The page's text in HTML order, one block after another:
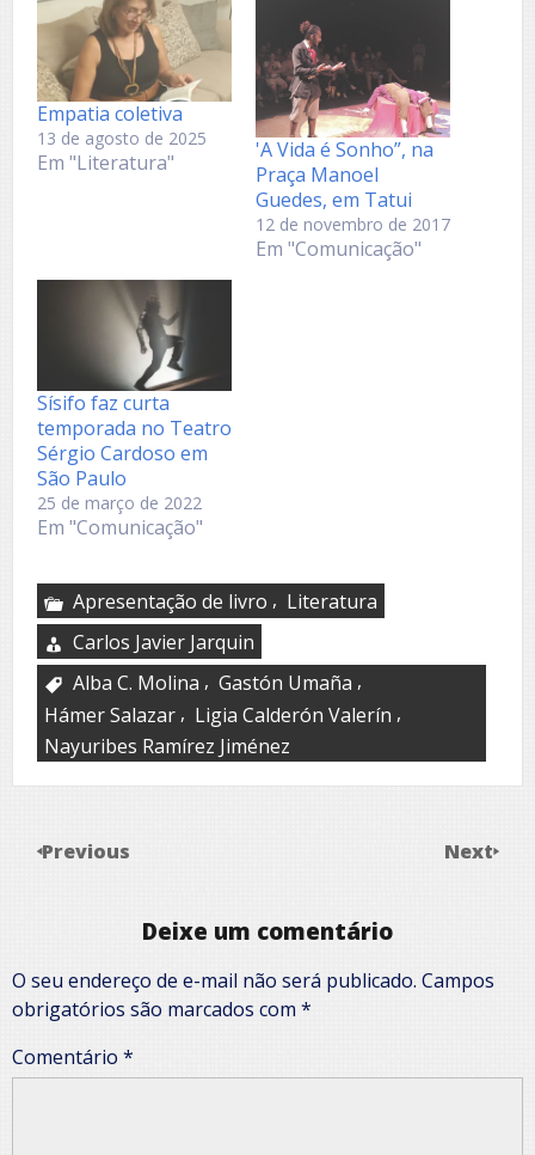
Empatia coletiva
13 de agosto de 2025
Em "Literatura"
'A Vida é Sonho”, na
Praça Manoel
Guedes, em Tatui
12 de novembro de 2017
Em "Comunicação"
Sísifo faz curta
temporada no Teatro
Sérgio Cardoso em
São Paulo
25 de março de 2022
Em "Comunicação"
Apresentação de livro , Literatura
Carlos Javier Jarquin
Alba C. Molina , Gastón Umaña ,
Hámer Salazar , Ligia Calderón Valerín ,
Nayuribes Ramírez Jiménez
Previous Next
Deixe um comentário
O seu endereço de e-mail não será publicado. Campos
obrigatórios são marcados com *
Comentário *